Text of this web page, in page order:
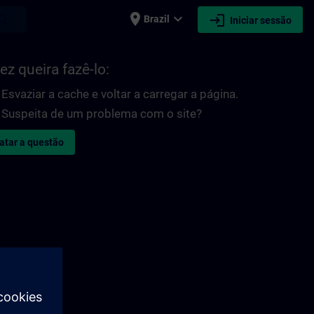
place Brazil expand_more login Iniciar sessão
queira fazê-lo:
Esvaziar a cache e voltar a carregar a página.
Suspeita de um problema com o site?
a questão